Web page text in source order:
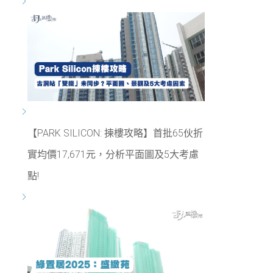
【PARK SILICON: 揀樓攻略】首批65伙折
實均價17,671元，分析平面圖及5大考慮
點!